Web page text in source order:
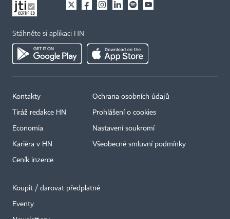
Stáhněte si aplikaci HN
Kontakty
Tiráž redakce HN
Economia
Kariéra v HN
Ceník inzerce
Ochrana osobních údajů
Prohlášení o cookies
Nastavení soukromí
Všeobecné smluvní podmínky
Koupit / darovat předplatné
Eventy